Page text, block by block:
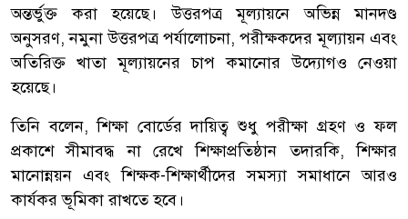
অন্তর্ভুক্ত করা হয়েছে। উত্তরপত্র মূল্যায়নে অভিন্ন মানদণ্ড
অনুসরণ, নমুনা উত্তরপত্র পর্যালোচনা, পরীক্ষকদের মূল্যায়ন এবং
অতিরিক্ত খাতা মূল্যায়নের চাপ কমানোর উদ্যোগও নেওয়া
হয়েছে।
তিনি বলেন, শিক্ষা বোর্ডের দায়িত্ব শুধু পরীক্ষা গ্রহণ ও ফল
প্রকাশে সীমাবদ্ধ না রেখে শিক্ষাপ্রতিষ্ঠান তদারকি, শিক্ষার
মানোন্নয়ন এবং শিক্ষক-শিক্ষার্থীদের সমস্যা সমাধানে আরও
কার্যকর ভূমিকা রাখতে হবে।